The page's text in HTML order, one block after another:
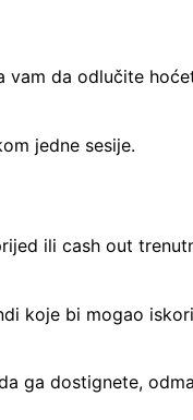
vam da odlučite
jedne sesije.
ili cash out
koje bi mogao
ga dostignete,